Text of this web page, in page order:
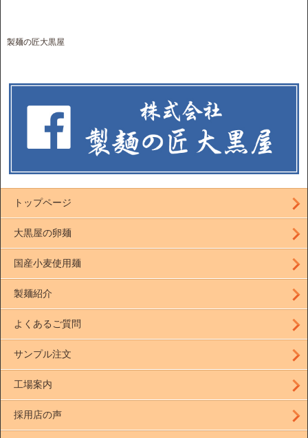
製麺の匠大黒屋
トップページ
大黒屋の卵麺
国産小麦使用麺
製麺紹介
よくあるご質問
サンプル注文
工場案内
採用店の声